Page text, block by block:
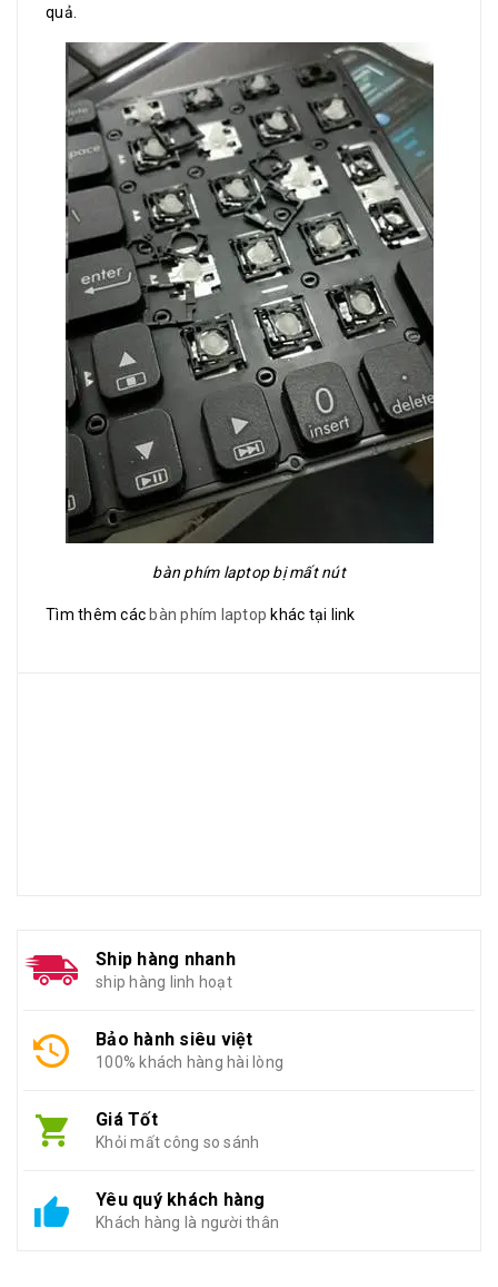
quả.
bàn phím laptop bị mất nút
Tìm thêm các bàn phím laptop khác tại link
Ship hàng nhanh
ship hàng linh hoạt
Bảo hành siêu việt
100% khách hàng hài lòng
Giá Tốt
Khỏi mất công so sánh
Yêu quý khách hàng
Khách hàng là người thân